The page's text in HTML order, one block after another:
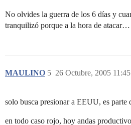
No olvides la guerra de los 6 días y
tranquilizó porque a la hora de atacar…
MAULINO 26 Octubre, 2005 11:45
5
solo busca presionar a EEUU, es
en todo caso rojo, hoy andas